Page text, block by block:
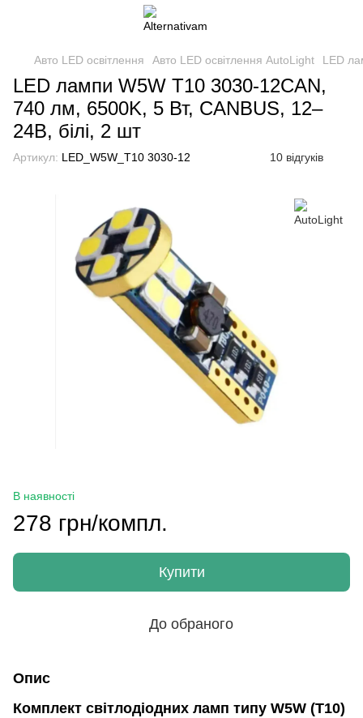
Авто LED освітлення Авто LED освітлення AutoLight LED
LED лампи W5W T10 3030-12CAN,
740 лм, 6500K, 5 Вт, CANBUS, 12–
24В, білі, 2 шт
Артикул: LED_W5W_T10 3030-12 10 відгуків
В наявності
278 грн/компл.
Купити
До обраного
Опис
Комплект світлодіодних ламп типу W5W (T10)